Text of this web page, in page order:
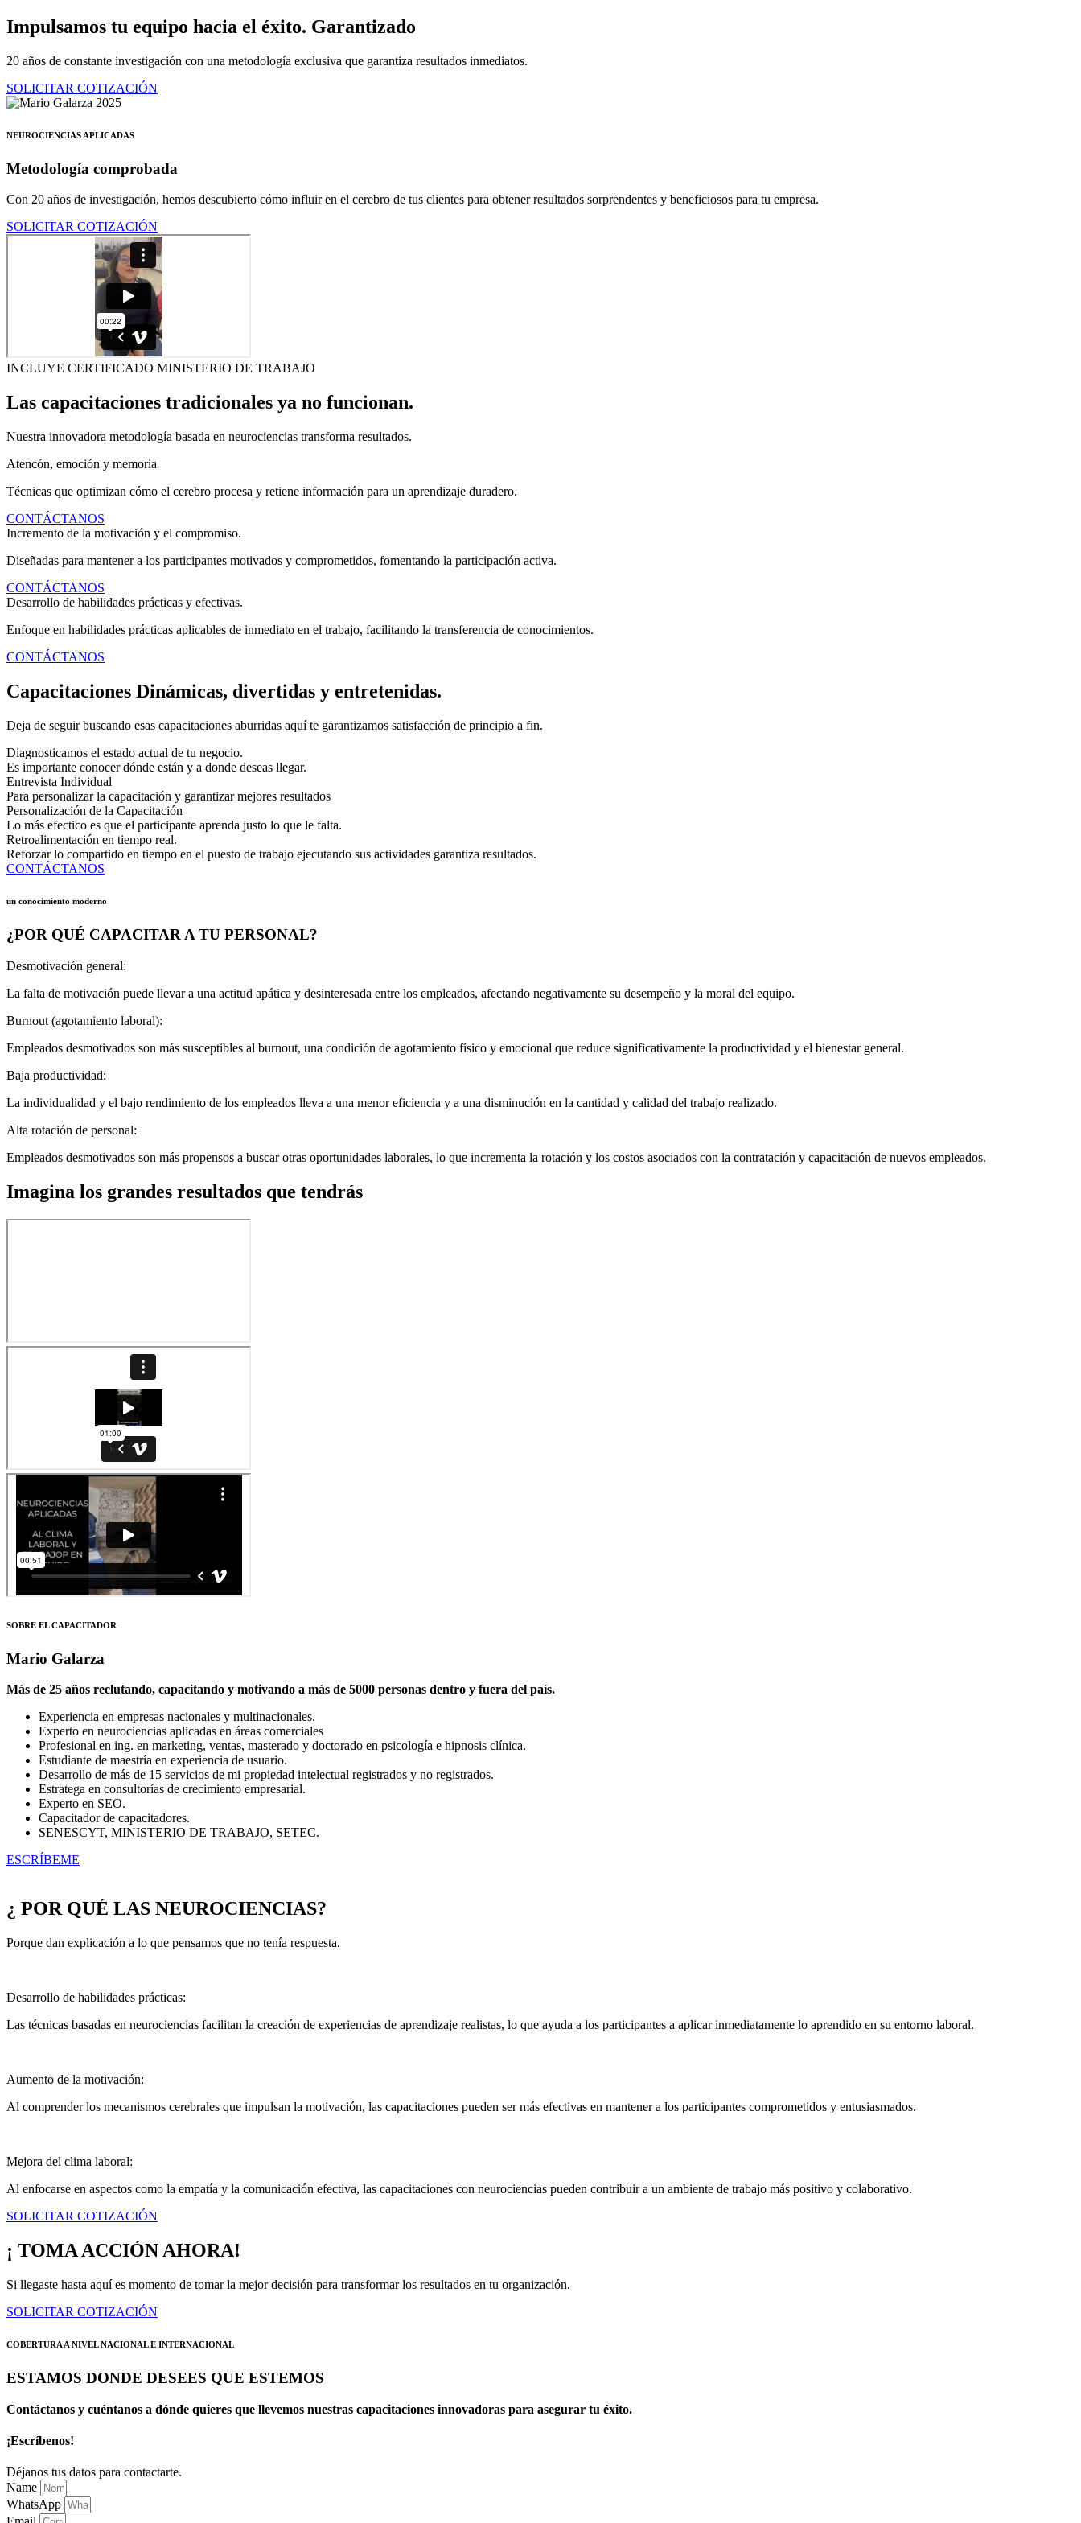
Ir
al
Impulsamos tu equipo hacia el éxito. Garantizado
20 años de constante investigación con una metodología exclusiva que garantiza resultados inmediatos.
SOLICITAR COTIZACIÓN
NEUROCIENCIAS APLICADAS
Metodología comprobada
Con 20 años de investigación, hemos descubierto cómo influir en el cerebro de tus clientes para obtener resultados sorprendentes y beneficiosos para tu empresa.
SOLICITAR COTIZACIÓN
INCLUYE CERTIFICADO MINISTERIO DE TRABAJO
Las capacitaciones tradicionales ya no funcionan.
Nuestra innovadora metodología basada en neurociencias transforma resultados.
Atencón, emoción y memoria
Técnicas que optimizan cómo el cerebro procesa y retiene información para un aprendizaje duradero.
CONTÁCTANOS
Incremento de la motivación y el compromiso.
Diseñadas para mantener a los participantes motivados y comprometidos, fomentando la participación activa.
CONTÁCTANOS
Desarrollo de habilidades prácticas y efectivas.
Enfoque en habilidades prácticas aplicables de inmediato en el trabajo, facilitando la transferencia de conocimientos.
CONTÁCTANOS
Capacitaciones Dinámicas, divertidas y entretenidas.
Deja de seguir buscando esas capacitaciones aburridas aquí te garantizamos satisfacción de principio a fin.
Diagnosticamos el estado actual de tu negocio.
Es importante conocer dónde están y a donde deseas llegar.
Entrevista Individual
Para personalizar la capacitación y garantizar mejores resultados
Personalización de la Capacitación
Lo más efectico es que el participante aprenda justo lo que le falta.
Retroalimentación en tiempo real.
Reforzar lo compartido en tiempo en el puesto de trabajo ejecutando sus actividades garantiza resultados.
CONTÁCTANOS
un conocimiento moderno
¿POR QUÉ CAPACITAR A TU PERSONAL?
Desmotivación general:
La falta de motivación puede llevar a una actitud apática y desinteresada entre los empleados, afectando negativamente su desempeño y la moral del equipo.
Burnout (agotamiento laboral):
Empleados desmotivados son más susceptibles al burnout, una condición de agotamiento físico y emocional que reduce significativamente la productividad y el bienestar general.
Baja productividad:
La individualidad y el bajo rendimiento de los empleados lleva a una menor eficiencia y a una disminución en la cantidad y calidad del trabajo realizado.
Alta rotación de personal:
Empleados desmotivados son más propensos a buscar otras oportunidades laborales, lo que incrementa la rotación y los costos asociados con la contratación y capacitación de nuevos empleados.
Imagina los grandes resultados que tendrás
SOBRE EL CAPACITADOR
Mario Galarza
Más de 25 años reclutando, capacitando y motivando a más de 5000 personas dentro y fuera del país.
Experiencia en empresas nacionales y multinacionales.
Experto en neurociencias aplicadas en áreas comerciales
Profesional en ing. en marketing, ventas, masterado y doctorado en psicología e hipnosis clínica.
Estudiante de maestría en experiencia de usuario.
Desarrollo de más de 15 servicios de mi propiedad intelectual registrados y no registrados.
Estratega en consultorías de crecimiento empresarial.
Experto en SEO.
Capacitador de capacitadores.
SENESCYT, MINISTERIO DE TRABAJO, SETEC.
ESCRÍBEME
¿ POR QUÉ LAS NEUROCIENCIAS?
Porque dan explicación a lo que pensamos que no tenía respuesta.
Desarrollo de habilidades prácticas:
Las técnicas basadas en neurociencias facilitan la creación de experiencias de aprendizaje realistas, lo que ayuda a los participantes a aplicar inmediatamente lo aprendido en su entorno laboral.
Aumento de la motivación:
Al comprender los mecanismos cerebrales que impulsan la motivación, las capacitaciones pueden ser más efectivas en mantener a los participantes comprometidos y entusiasmados.
Mejora del clima laboral:
Al enfocarse en aspectos como la empatía y la comunicación efectiva, las capacitaciones con neurociencias pueden contribuir a un ambiente de trabajo más positivo y colaborativo.
SOLICITAR COTIZACIÓN
¡ TOMA ACCIÓN AHORA!
Si llegaste hasta aquí es momento de tomar la mejor decisión para transformar los resultados en tu organización.
SOLICITAR COTIZACIÓN
COBERTURA A NIVEL NACIONAL E INTERNACIONAL
ESTAMOS DONDE DESEES QUE ESTEMOS
Contáctanos y cuéntanos a dónde quieres que llevemos nuestras capacitaciones innovadoras para asegurar tu éxito.
¡Escríbenos!
Déjanos tus datos para contactarte.
Name
WhatsApp